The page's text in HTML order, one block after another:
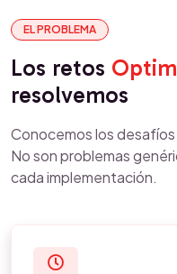
EL PROBLEMA
Los retos
resolvemos
Conocemos los
No son problemas
cada implementación.